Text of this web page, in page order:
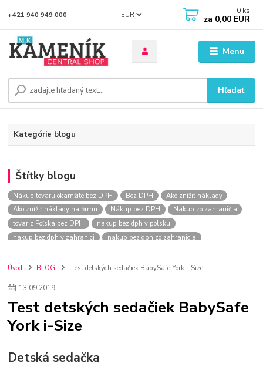
Menu
EUR
Hľadať
+421 940 949 000 0 ks
za 0,00 EUR
Kategórie blogu
Štítky blogu
Nákup tovaru okamžite bez DPH Bez DPH
Ako znížiť náklady
Ako znížiť náklady na firmu
Nákup bez DPH
Nákup zo zahraničia
tovar z Poľska bez DPH
nakup bez dph v polsku
nakup bez dph v zahranici
nakup bez dph zo zahranicia
szco nakup bez dph
Smart hodinky pre deti
Plyšový macovia
Lego Star Wars
Darčeky na Vianoce 2019
Vianočný darček pre dievča do 20€
L.O.L. Surprise bábiky
L.O.L. Surprise autíčka
Úvod BLOG Test detských sedačiek BabySafe York i-Size
13.09.2019
Test detských sedačiek BabySafe
York i-Size
Detská sedačka